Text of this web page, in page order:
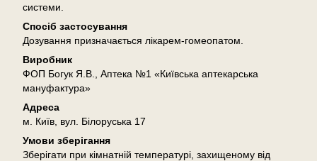
системи.
Спосіб застосування
Дозування призначається лікарем-гомеопатом.
Виробник
ФОП Богук Я.В., Аптека №1 «Київська аптекарська
мануфактура»
Адреса
м. Київ, вул. Білоруська 17
Умови зберігання
Зберігати при кімнатній температурі, захищеному від